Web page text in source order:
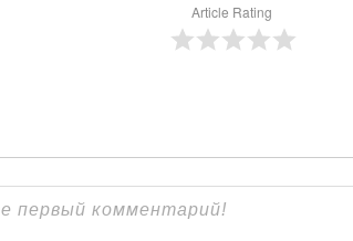
Article Rating